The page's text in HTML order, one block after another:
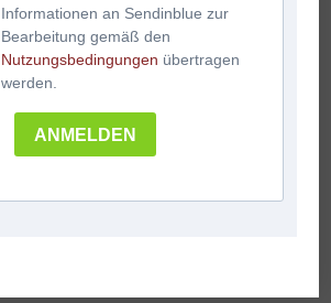
Informationen an Sendinblue zur
Bearbeitung gemäß den
Nutzungsbedingungen übertragen
werden.
ANMELDEN